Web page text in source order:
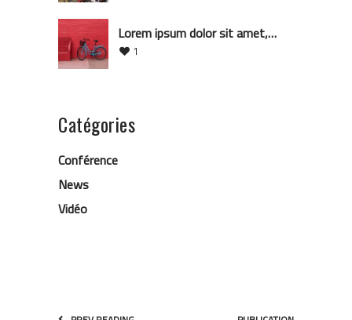
Lorem ipsum dolor sit amet,
consectetur
1
Catégories
Conférence
News
Vidéo